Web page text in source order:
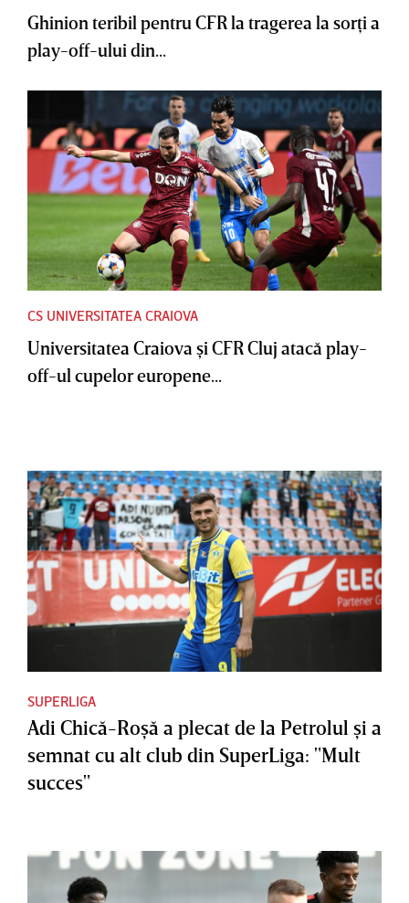
Ghinion teribil pentru CFR la tragerea la sorţi a
play-off-ului din...
CS UNIVERSITATEA CRAIOVA
Universitatea Craiova şi CFR Cluj atacă play-
off-ul cupelor europene...
SUPERLIGA
Adi Chică-Roşă a plecat de la Petrolul şi a
semnat cu alt club din SuperLiga: "Mult
succes"